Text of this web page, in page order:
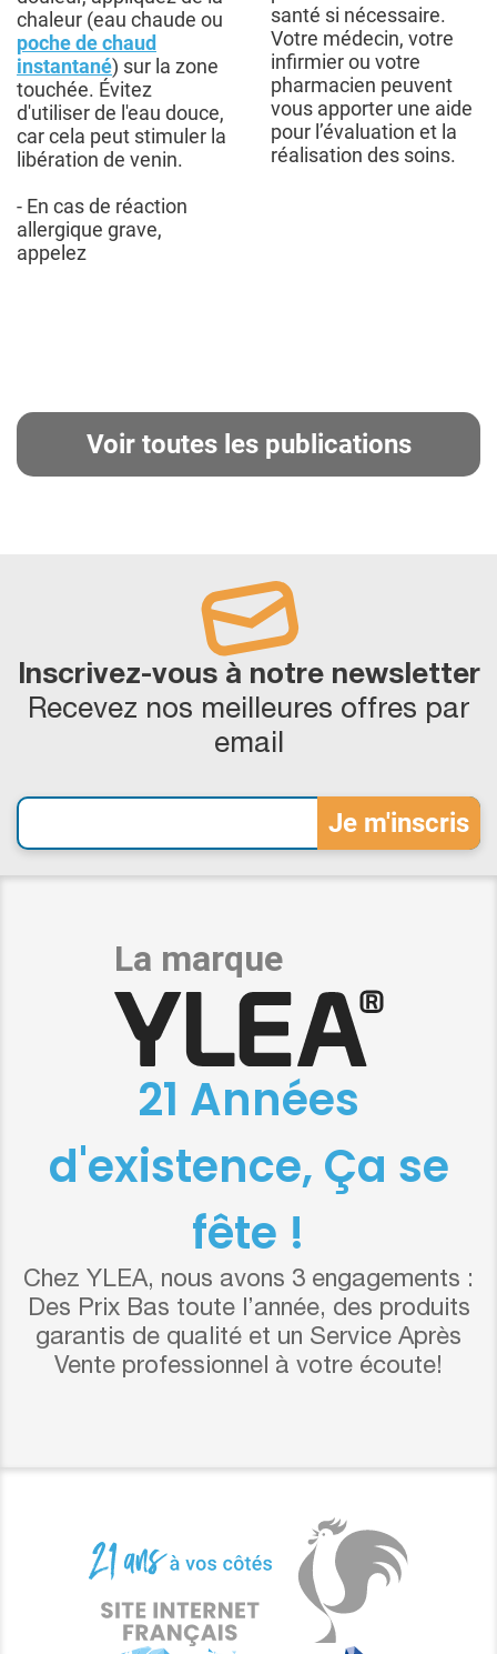
chaleur (eau chaude ou
poche de chaud
instantané) sur la zone
touchée. Évitez
d'utiliser de l'eau douce,
car cela peut stimuler la
libération de venin.
- En cas de réaction
allergique grave,
appelez
santé si nécessaire.
Votre médecin, votre
infirmier ou votre
pharmacien peuvent
vous apporter une aide
pour l’évaluation et la
réalisation des soins.
Voir toutes les publications
Inscrivez-vous à notre newsletter
Recevez nos meilleures offres par
email
21 Années
d'existence, Ça se
fête !
Chez YLEA, nous avons 3 engagements :
Des Prix Bas toute l’année, des produits
garantis de qualité et un Service Après
Vente professionnel à votre écoute!